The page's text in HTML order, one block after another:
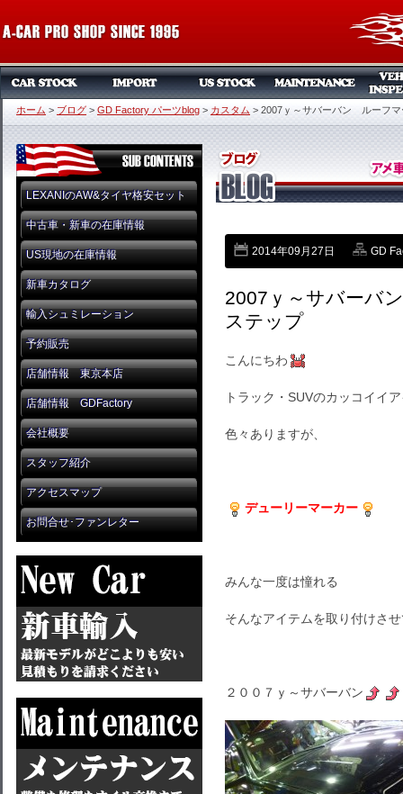
ホーム > ブログ > GD Factory パーツblog > カスタム > 2007ｙ～サバーバン ルーフマ
LEXANIのAW&タイヤ格安セット
中古車・新車の在庫情報
US現地の在庫情報
新車カタログ
輸入シュミレーション
予約販売
店舗情報 東京本店
店舗情報 GDFactory
会社概要
スタッフ紹介
アクセスマップ
お問合せ･ファンレター
2014年09月27日 GD
2007ｙ～サバーバ
ステップ
こんにちわ
トラック・SUVのカッコイイ
色々ありますが、
デューリーマーカー
みんな一度は憧れる
そんなアイテムを取り付けさ
２００７ｙ～サバーバン